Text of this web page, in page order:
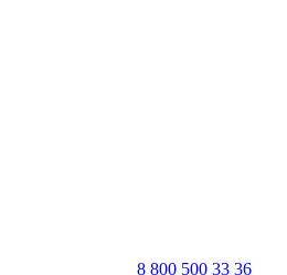
8 800 500 33 36